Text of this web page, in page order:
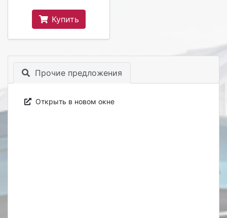
Купить
Прочие предложения
Открыть в новом окне